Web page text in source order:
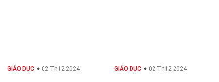
GIÁO DỤC 02 Th12 2024 GIÁO DỤC 02 Th12 2024